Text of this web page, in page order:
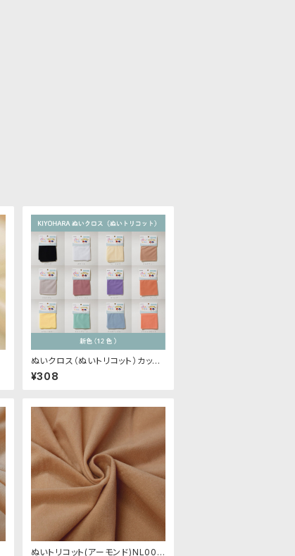
ぬいクロス（ぬいトリコット）カット
クロス各色A（新色）｜清原株式会
社
¥308
ぬいトリコット(アーモンド)NL004